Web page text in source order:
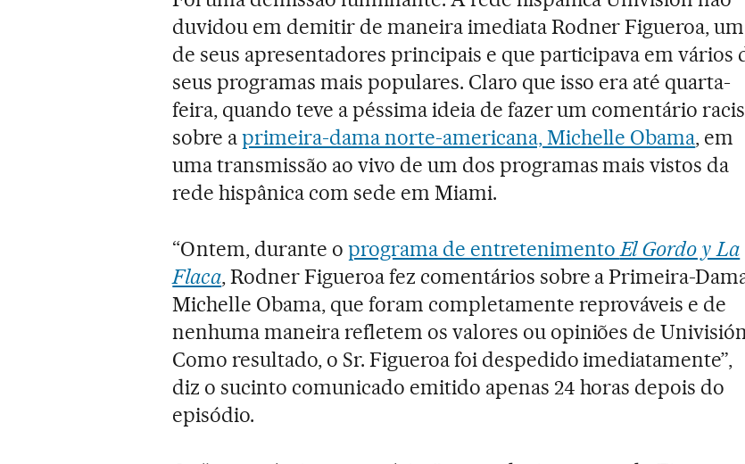
duvidou em demitir de maneira imediata Rodner Figueroa, um
de seus apresentadores principais e que participava em vários
seus programas mais populares. Claro que isso era até quarta-
feira, quando teve a péssima ideia de fazer um comentário
sobre aprimeira-dama norte-americana, Michelle Obama, em
uma transmissão ao vivo de um dos programas mais vistos da
rede hispânica com sede em Miami.
“Ontem, durante o programa de entretenimentoEl Gordo y La
Flaca, Rodner Figueroa fez comentários sobre a Primeira-
Michelle Obama, que foram completamente reprováveis e de
nenhuma maneira refletem os valores ou opiniões de
Como resultado, o Sr. Figueroa foi despedido imediatamente”,
diz o sucinto comunicado emitido apenas 24 horas depois do
episódio.